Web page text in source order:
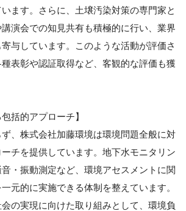
ます。さらに、土壌汚染対策の専門家と
演会での知見共有も積極的に行い、業界
与しています。このような活動が評価さ
表彰や認証取得など、客観的な評価も獲
括的アプローチ】
、株式会社加藤環境は環境問題全般に対
チを提供しています。地下水モニタリン
・振動測定など、環境アセスメントに関
元的に実施できる体制を整えています。
の実現に向けた取り組みとして、環境負